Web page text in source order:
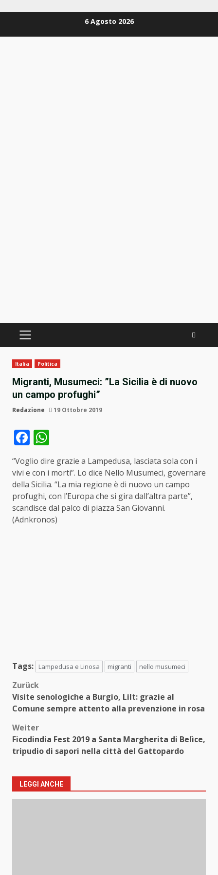
6 Agosto 2026
PRIMÄRES
Italia Politica
Migranti, Musumeci: ”La Sicilia è di nuovo
un campo profughi”
Redazione 19 Ottobre 2019
Facebook
“Voglio dire grazie a Lampedusa, lasciata sola con i
vivi e con i morti”. Lo dice Nello Musumeci, governare
della Sicilia. “La mia regione è di nuovo un campo
profughi, con l’Europa che si gira dall’altra parte”,
scandisce dal palco di piazza San Giovanni.
(Adnkronos)
Tags: Lampedusa e Linosa migranti nello musumeci
Beitragsnavigation
Zurück
Visite senologiche a Burgio, Lilt: grazie al
Comune sempre attento alla prevenzione in rosa
Weiter
Ficodindia Fest 2019 a Santa Margherita di Belìce,
tripudio di sapori nella città del Gattopardo
LEGGI ANCHE